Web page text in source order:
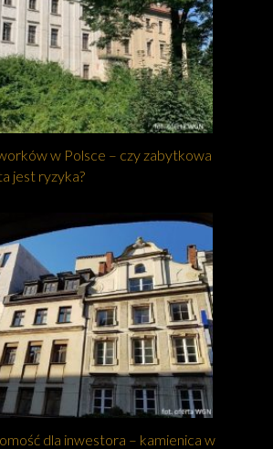
w Polsce – czy zabytkowa
jest ryzyka?
dla inwestora – kamienica w